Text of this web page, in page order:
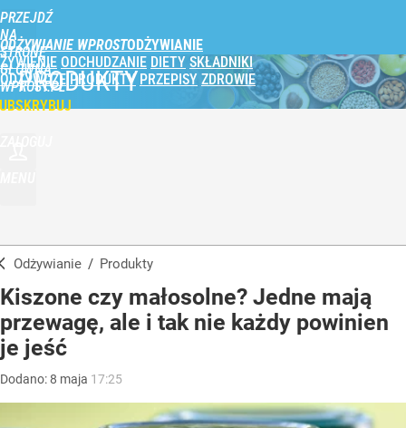
PRZEJDŹ
NA
STRONĘ
GŁÓWNĄ
WPROST.PL
ODŻYWIANIE WPROST
ŻYWIENIE ODCHUDZANIE DIETY SKŁADNIKI
ODŻYWCZE PRODUKTY PRZEPISY ZDROWIE
PRODUKTY
Odżywianie / Produkty
Kiszone czy małosolne? Jedne mają
przewagę, ale i tak nie każdy powinien
je jeść
Dodano:8 maja 17:25